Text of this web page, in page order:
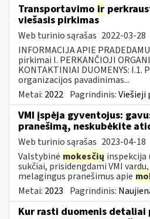
Transportavimo ir
viešasis pirkimas
Web turinio sąrašas 2022-03-28
INFORMACIJA APIE
pirkimai I. PERKANČIOJI
KONTAKTINIAI DUOMENYS: I.1.
organizacijos pavadinimas...
Metai: 2022 Pagrindinis:Viešieji
VMI įspėja gyventojus:
pranešimą, neskubėkite
Web turinio sąrašas 2023-04-18
Valstybinė mokesčių inspekcija
sukčiai, prisidengdami VMI
melagingus pranešimus apie
Metai: 2023 Pagrindinis:
Kur rasti duomenis detaliai